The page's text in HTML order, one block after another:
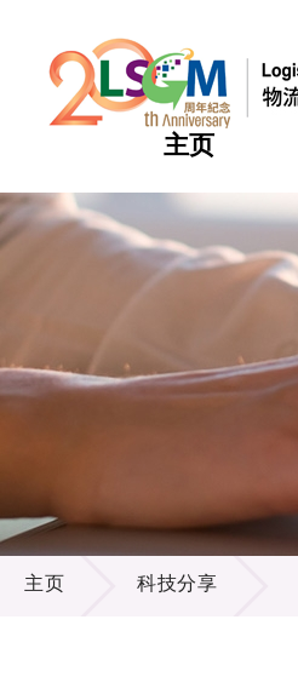
主页
热门
热门
热门
热门
热门
科技分享
主页 科技分享